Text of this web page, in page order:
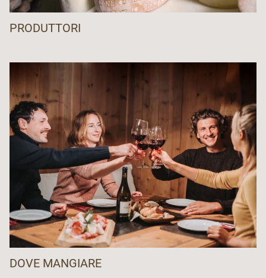
PRODUTTORI
DOVE MANGIARE